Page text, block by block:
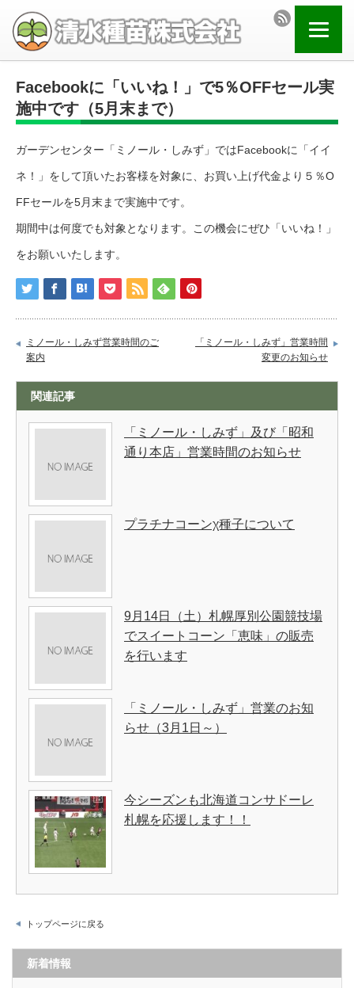
Facebookに「いいね！」で5％OFFセール実
施中です（5月末まで）
ガーデンセンター「ミノール・しみず」ではFacebookに「イイ
ネ！」をして頂いたお客様を対象に、お買い上げ代金より５％O
FFセールを5月末まで実施中です。
期間中は何度でも対象となります。この機会にぜひ「いいね！」
をお願いいたします。
ミノール・しみず営業時間のご
案内
「ミノール・しみず」営業時間
変更のお知らせ
関連記事
「ミノール・しみず」及び「昭和
通り本店」営業時間のお知らせ
プラチナコーンχ種子について
9月14日（土）札幌厚別公園競技場
でスイートコーン「恵味」の販売
を行います
「ミノール・しみず」営業のお知
らせ（3月1日～）
今シーズンも北海道コンサドーレ
札幌を応援します！！
トップページに戻る
新着情報